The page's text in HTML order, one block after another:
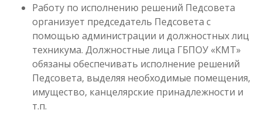
Работу по исполнению решений Педсовета
организует председатель Педсовета с
помощью администрации и должностных лиц
техникума. Должностные лица ГБПОУ «КМТ»
обязаны обеспечивать исполнение решений
Педсовета, выделяя необходимые помещения,
имущество, канцелярские принадлежности и
т.п.